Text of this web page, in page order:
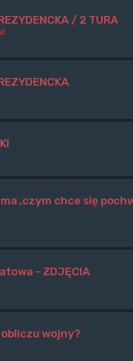
/ 2 TURA
,czym chce się
- ZDJĘCIA
wojny?